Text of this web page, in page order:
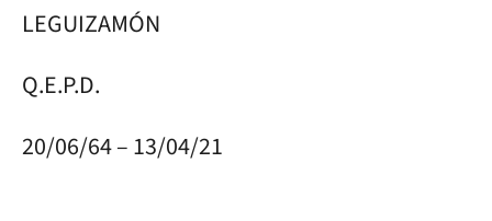
LEGUIZAMÓN
Q.E.P.D.
20/06/64 – 13/04/21